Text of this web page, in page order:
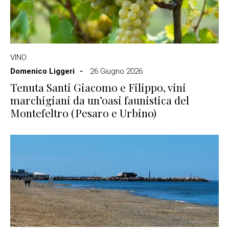
VINO
Domenico Liggeri
26 Giugno 2026
Tenuta Santi Giacomo e Filippo, vini
marchigiani da un’oasi faunistica del
Montefeltro (Pesaro e Urbino)